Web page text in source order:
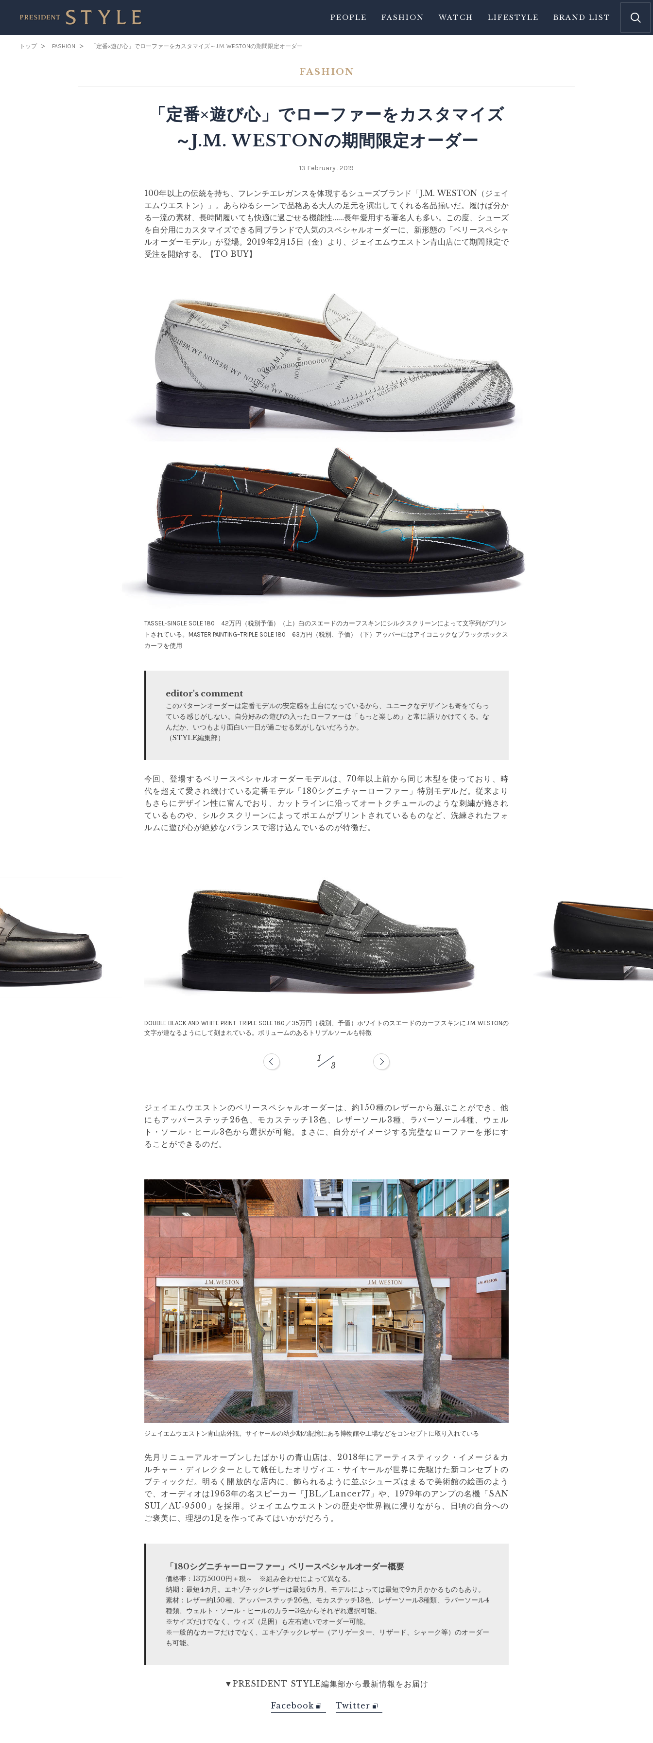
PEOPLE FASHION WATCH LIFESTYLE BRAND LIST
トップ FASHION 「定番×遊び心」でローファーをカスタマイズ～J.M. WESTONの期間限定オーダー
FASHION
「定番×遊び心」でローファーをカスタマイズ
～J.M. WESTONの期間限定オーダー
13 February . 2019
100年以上の伝統を持ち、フレンチエレガンスを体現するシューズブランド「J.M. WESTON（ジェイ
エムウエストン）」。あらゆるシーンで品格ある大人の足元を演出してくれる名品揃いだ。履けば分か
る一流の素材、長時間履いても快適に過ごせる機能性……長年愛用する著名人も多い。この度、シューズ
を自分用にカスタマイズできる同ブランドで人気のスペシャルオーダーに、新形態の「ベリースペシャ
ルオーダーモデル」が登場。2019年2月15日（金）より、ジェイエムウエストン青山店にて期間限定で
受注を開始する。【TO BUY】
TASSEL-SINGLE SOLE 180 42万円（税別予価）（上）白のスエードのカーフスキンにシルクスクリーンによって文字列がプリン
トされている。MASTER PAINTING–TRIPLE SOLE 180 63万円（税別、予価）（下）アッパーにはアイコニックなブラックボックス
カーフを使用
editor's comment
このパターンオーダーは定番モデルの安定感を土台になっているから、ユニークなデザインも奇をてらっ
ている感じがしない。自分好みの遊びの入ったローファーは「もっと楽しめ」と常に語りかけてくる。な
んだか、いつもより面白い一日が過ごせる気がしないだろうか。
（STYLE編集部）
今回、登場するベリースペシャルオーダーモデルは、70年以上前から同じ木型を使っており、時
代を超えて愛され続けている定番モデル「180シグニチャーローファー」特別モデルだ。従来より
もさらにデザイン性に富んでおり、カットラインに沿ってオートクチュールのような刺繍が施され
ているものや、シルクスクリーンによってポエムがプリントされているものなど、洗練されたフォ
ルムに遊び心が絶妙なバランスで溶け込んでいるのが特徴だ。
DOUBLE BLACK AND WHITE PRINT–TRIPLE SOLE 180／35万円（税別、予価）ホワイトのスエードのカーフスキンにJ.M. WESTONの
文字が連なるようにして刻まれている。ボリュームのあるトリプルソールも特徴
1
3
ジェイエムウエストンのベリースペシャルオーダーは、約150種のレザーから選ぶことができ、他
にもアッパーステッチ26色、モカステッチ13色、レザーソール3種、ラバーソール4種、ウェル
ト・ソール・ヒール3色から選択が可能。まさに、自分がイメージする完璧なローファーを形にす
ることができるのだ。
ジェイエムウエストン青山店外観。サイヤールの幼少期の記憶にある博物館や工場などをコンセプトに取り入れている
先月リニューアルオープンしたばかりの青山店は、2018年にアーティスティック・イメージ＆カ
ルチャー・ディレクターとして就任したオリヴィエ・サイヤールが世界に先駆けた新コンセプトの
ブティックだ。明るく開放的な店内に、飾られるように並ぶシューズはまるで美術館の絵画のよう
で、オーディオは1963年の名スピーカー「JBL／Lancer77」や、1979年のアンプの名機「SAN
SUI／AU‐9500」を採用。ジェイエムウエストンの歴史や世界観に浸りながら、日頃の自分への
ご褒美に、理想の1足を作ってみてはいかがだろう。
「180シグニチャーローファー」ベリースペシャルオーダー概要
価格帯：13万5000円＋税～ ※組み合わせによって異なる。
納期：最短4カ月。エキゾチックレザーは最短6カ月、モデルによっては最短で9カ月かかるものもあり。
素材：レザー約150種、アッパーステッチ26色、モカステッチ13色、レザーソール3種類、ラバーソール4
種類、ウェルト・ソール・ヒールのカラー3色からそれぞれ選択可能。
※サイズだけでなく、ウィズ（足囲）も左右違いでオーダー可能。
※一般的なカーフだけでなく、エキゾチックレザー（アリゲーター、リザード、シャーク等）のオーダー
も可能。
▼PRESIDENT STYLE編集部から最新情報をお届け
Facebook Twitter